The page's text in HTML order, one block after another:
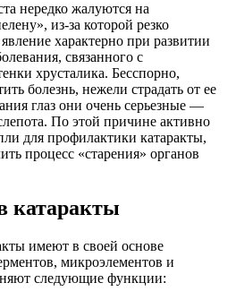
нередко жалуются на
из-за которой резко
характерно при развитии
связанного с
хрусталика. Бесспорно,
болезнь, нежели страдать от ее
глаз они очень серьезные —
По этой причине активно
для профилактики катаракты,
процесс «старения» органов
катаракты
имеют в своей основе
микроэлементов и
следующие функции: